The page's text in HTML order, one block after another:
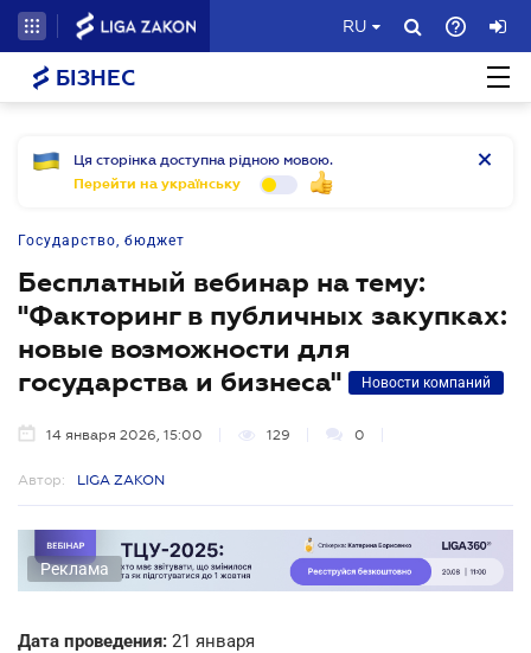
RU
БІЗНЕС
Ця сторінка доступна рідною мовою.
Перейти на українську
Государство, бюджет
Бесплатный вебинар на тему:
"Факторинг в публичных закупках:
новые возможности для
государства и бизнеса"
Новости компаний
14 января 2026, 15:00 129 0
Автор: LIGA ZAKON
Реклама
Дата проведения: 21 января